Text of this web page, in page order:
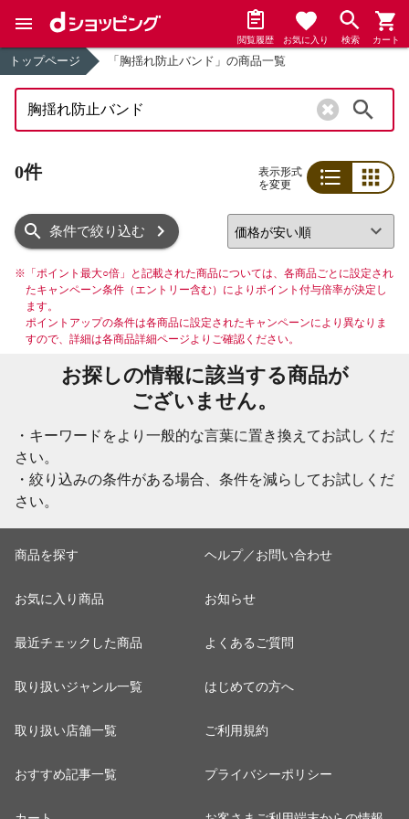
閲覧履歴 お気に入り 検索 カート
トップページ 「胸揺れ防止バンド」の商品一覧
0件
表示形式
を変更
条件で絞り込む
※ 「ポイント最大○倍」と記載された商品については、各商品ごとに設定され
たキャンペーン条件（エントリー含む）によりポイント付与倍率が決定し
ます。
ポイントアップの条件は各商品に設定されたキャンペーンにより異なりま
すので、詳細は各商品詳細ページよりご確認ください。
お探しの情報に該当する商品が
ございません。
・キーワードをより一般的な言葉に置き換えてお試しくだ
さい。
・絞り込みの条件がある場合、条件を減らしてお試しくだ
さい。
商品を探す
お気に入り商品
最近チェックした商品
取り扱いジャンル一覧
取り扱い店舗一覧
おすすめ記事一覧
ヘルプ／お問い合わせ
お知らせ
よくあるご質問
はじめての方へ
ご利用規約
プライバシーポリシー